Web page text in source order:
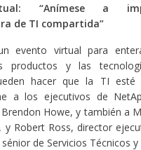
“Anímese a
de TI compartida”
evento virtual para
productos y las
hacer que la TI esté
a los ejecutivos de
Howe, y también a
y Robert Ross, director
de Servicios Técnicos y